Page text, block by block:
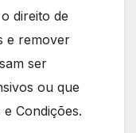
direito de
e remover
ser
ou que
Condições.